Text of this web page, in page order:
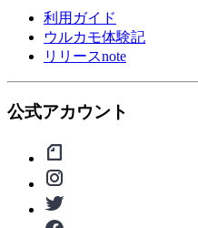
利用ガイド
ウルカモ体験記
リリースnote
公式アカウント